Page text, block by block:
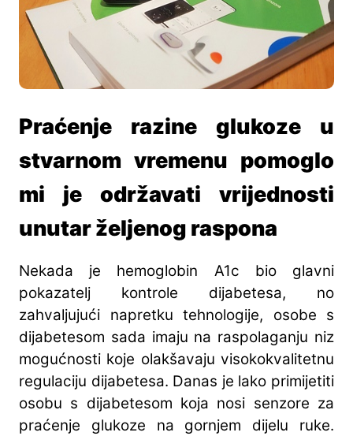
Praćenje razine glukoze u
stvarnom vremenu pomoglo
mi je održavati vrijednosti
unutar željenog raspona
Nekada je hemoglobin A1c bio glavni
pokazatelj kontrole dijabetesa, no
zahvaljujući napretku tehnologije, osobe s
dijabetesom sada imaju na raspolaganju niz
mogućnosti koje olakšavaju visokokvalitetnu
regulaciju dijabetesa. Danas je lako primijetiti
osobu s dijabetesom koja nosi senzore za
praćenje glukoze na gornjem dijelu ruke.